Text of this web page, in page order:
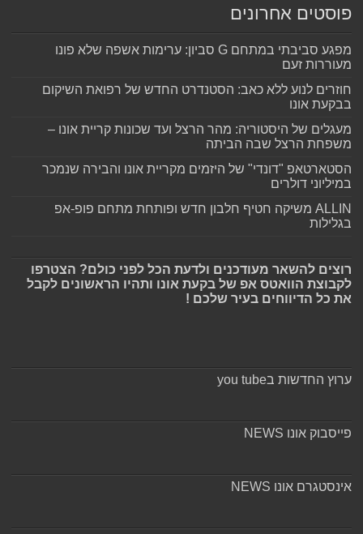
פוסטים אחרונים
מפגע סביבתי במתחם G סביון: ערימות אשפה שלא פונו
מעוררות זעם
חוזרים לנוע ללא כאב: הסטנדרט החדש של רפואת השיקום
בבקעת אונו
מעגלים של היסטוריה: מהר הרצל ועד שכונות קריית אונו –
משפחת הרצל שבה הביתה
הסטארטאפ "דונדי" של היזמים מקריית אונו והבירה שנמכר
במיליוני דולרים
ALLIN משיקה חטיף חלבון חדש ופותחת מתחם פופ-אפ
בגלילות
רוצים להשאר מעודכנים ולדעת הכל לפני כולם? הצטרפו
לקבוצת הוואטס אפ של בקעת אונו ותהיו הראשונים לקבל
את כל הדיווחים בעיר שלכם !
ערוץ החדשות בyou tube
פייסבוק אונו NEWS
אינסטגרם אונו NEWS